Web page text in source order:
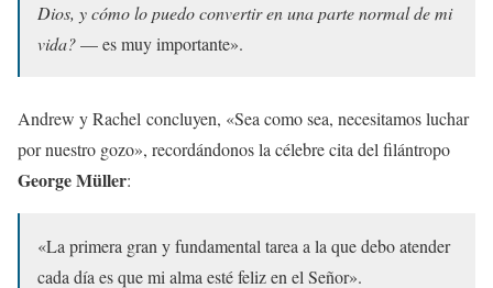
Dios, y cómo lo puedo convertir en una parte normal de mi
vida?— es muy importante».
Andrew y Rachel concluyen, «Sea como sea, necesitamos luchar
por nuestro gozo», recordándonos la célebre cita del filántropo
George Müller:
«La primera gran y fundamental tarea a la que debo atender
cada día es que mi alma esté feliz en el Señor».